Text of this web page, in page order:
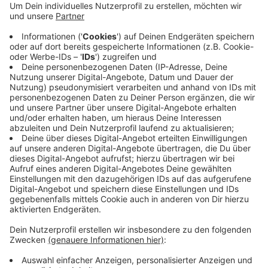
Anzeige
Die Kätzchen sind im September im Zoo zur Welt
gekommen und entwickeln sich prächtig, sagt ein
Tierarzt. Ein genereller Gesundheitscheck und erste
Untersuchungen waren alle unauffällig. Geparde gelten
als gefährdet. Die Nachzuchten im Allwetterzoo sind
somit ein wichtiger Bestandteil für den Arterhalt.
Anzeige
Anzeige